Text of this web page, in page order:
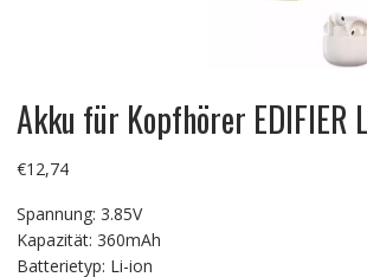
Akku für Kopfhörer EDIFIER
€12,74
Spannung: 3.85V
Kapazität: 360mAh
Batterietyp: Li-ion